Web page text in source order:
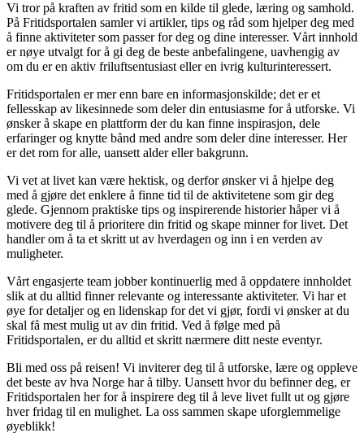
Vi tror på kraften av fritid som en kilde til glede, læring og samhold.
På Fritidsportalen samler vi artikler, tips og råd som hjelper deg med
å finne aktiviteter som passer for deg og dine interesser. Vårt innhold
er nøye utvalgt for å gi deg de beste anbefalingene, uavhengig av
om du er en aktiv friluftsentusiast eller en ivrig kulturinteressert.
Fritidsportalen er mer enn bare en informasjonskilde; det er et
fellesskap av likesinnede som deler din entusiasme for å utforske. Vi
ønsker å skape en plattform der du kan finne inspirasjon, dele
erfaringer og knytte bånd med andre som deler dine interesser. Her
er det rom for alle, uansett alder eller bakgrunn.
Vi vet at livet kan være hektisk, og derfor ønsker vi å hjelpe deg
med å gjøre det enklere å finne tid til de aktivitetene som gir deg
glede. Gjennom praktiske tips og inspirerende historier håper vi å
motivere deg til å prioritere din fritid og skape minner for livet. Det
handler om å ta et skritt ut av hverdagen og inn i en verden av
muligheter.
Vårt engasjerte team jobber kontinuerlig med å oppdatere innholdet
slik at du alltid finner relevante og interessante aktiviteter. Vi har et
øye for detaljer og en lidenskap for det vi gjør, fordi vi ønsker at du
skal få mest mulig ut av din fritid. Ved å følge med på
Fritidsportalen, er du alltid et skritt nærmere ditt neste eventyr.
Bli med oss på reisen! Vi inviterer deg til å utforske, lære og oppleve
det beste av hva Norge har å tilby. Uansett hvor du befinner deg, er
Fritidsportalen her for å inspirere deg til å leve livet fullt ut og gjøre
hver fridag til en mulighet. La oss sammen skape uforglemmelige
øyeblikk!